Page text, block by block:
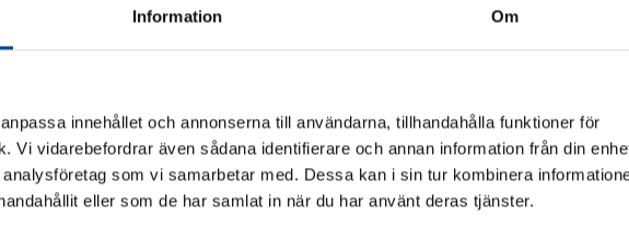
Information Om
innehållet och annonserna till användarna, tillhandahålla funktioner för
Vi vidarebefordrar även sådana identifierare och annan information från din
som vi samarbetar med. Dessa kan i sin tur kombinera
eller som de har samlat in när du har använt deras tjänster.
Lastyta för gafflar till
trappklättrare C400
Stödbåge för högt gods till
trappklättrare C400
Stöd
Vänligen välj hur du vill se priserna
Exkl. moms
Inkl. moms